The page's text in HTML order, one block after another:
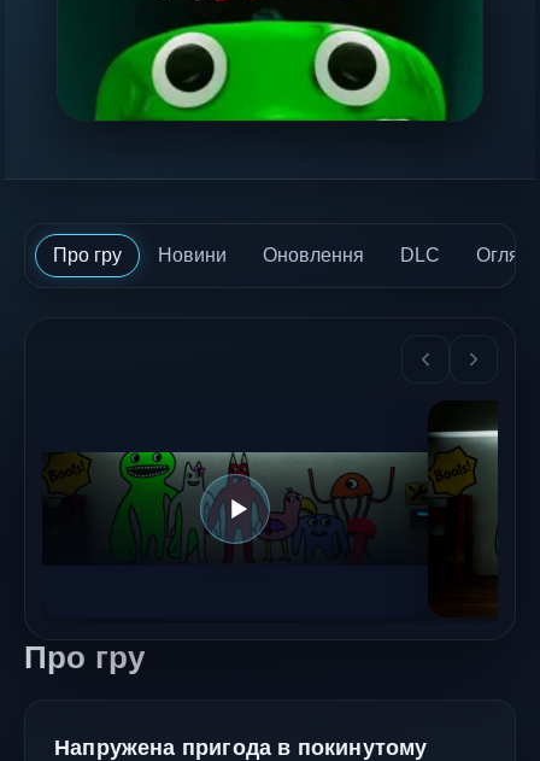
Про гру Новини Оновлення DLC Огляди
Про гру
Напружена пригода в покинутому